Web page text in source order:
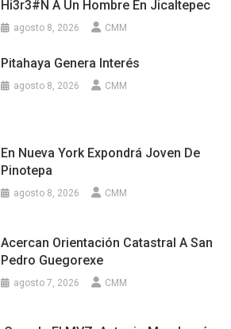
Hi3r3#n A Un Hombre En Jicaltepec
agosto 8, 2026 CMM
Pitahaya Genera Interés
agosto 8, 2026 CMM
En Nueva York Expondrá Joven De
Pinotepa
agosto 8, 2026 CMM
Acercan Orientación Catastral A San
Pedro Guegorexe
agosto 7, 2026 CMM